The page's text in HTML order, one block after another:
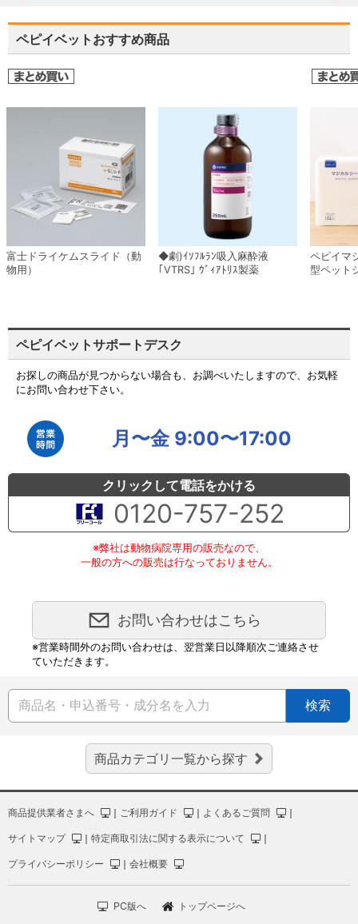
ペピイベットおすすめ商品
富士ドライケムスライド（動
物用）
◆劇)ｲｿﾌﾙﾗﾝ吸入麻酔液
｢VTRS｣ ｳﾞｨｱﾄﾘｽ製薬
ペピイマ
型ペット
ペピイベットサポートデスク
お探しの商品が見つからない場合も、お調べいたしますので、お気軽
にお問い合わせ下さい。
月〜金 9:00〜17:00
クリックして電話をかける
0120-757-252
※弊社は動物病院専用の販売なので、
一般の方への販売は行なっておりません。
お問い合わせはこちら
※営業時間外のお問い合わせは、翌営業日以降順次ご連絡させ
ていただきます。
検索
商品カテゴリ一覧から探す
商品提供業者さまへ ｜ ご利用ガイド ｜ よくあるご質問 ｜
サイトマップ ｜ 特定商取引法に関する表示について ｜
プライバシーポリシー ｜ 会社概要
PC版へ トップページへ